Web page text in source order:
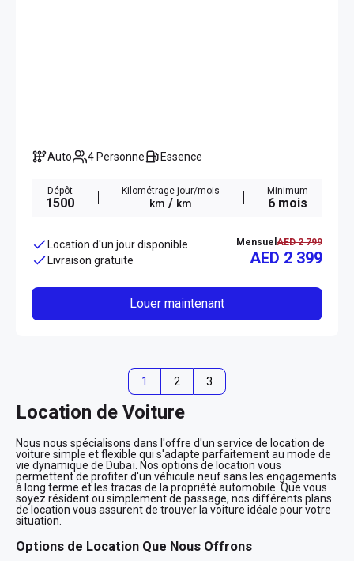
Auto 4 Personne Essence
Dépôt
1500
Kilométrage jour/mois
km / km
Minimum
6 mois
Location d'un jour disponible
Livraison gratuite
Mensuel AED 2 799
AED 2 399
Louer maintenant
1 2 3
Location de Voiture
Nous nous spécialisons dans l'offre d'un service de location de
voiture simple et flexible qui s'adapte parfaitement au mode de
vie dynamique de Dubaï. Nos options de location vous
permettent de profiter d'un véhicule neuf sans les engagements
à long terme et les tracas de la propriété automobile. Que vous
soyez résident ou simplement de passage, nos différents plans
de location vous assurent de trouver la voiture idéale pour votre
situation.
Options de Location Que Nous Offrons